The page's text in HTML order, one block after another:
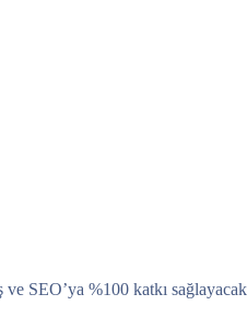
SEO’ya %100 katkı